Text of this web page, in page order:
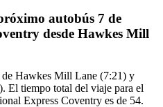
autobús 7 de
desde Hawkes Mill
Hawkes Mill Lane (7:21) y
El tiempo total del viaje para el
Express Coventry es de 54.